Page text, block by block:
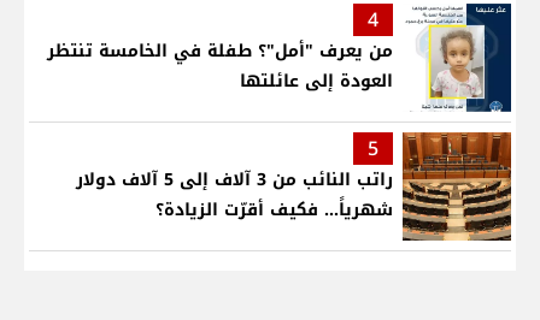
4
من يعرف "أمل"؟ طفلة في الخامسة تنتظر
العودة إلى عائلتها
5
راتب النائب من 3 آلاف إلى 5 آلاف دولار
شهرياً... فكيف أقرّت الزيادة؟